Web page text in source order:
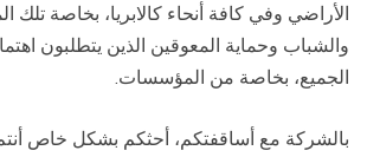
الأراضي وفي كافة أنحاء كالابريا، بخاصة تلك
والشباب وحماية المعوقين الذين يتطلبون
الجميع، بخاصة من المؤسسات.
بالشركة مع أساقفتكم، أحثكم بشكل خاص